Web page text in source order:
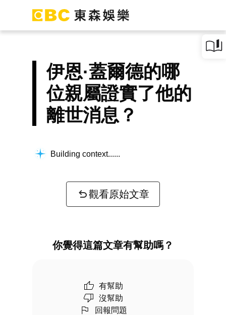
伊恩·蓋爾德的哪
位親屬證實了他的
離世消息？
Building context...
觀看原始文章
你覺得這篇文章有幫助嗎？
有幫助
沒幫助
回報問題